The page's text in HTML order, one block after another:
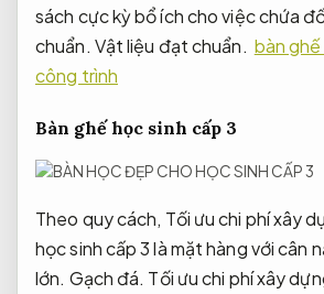
sách cực kỳ bổ ích cho việc chứa
chuẩn. Vật liệu đạt chuẩn. bàn
công trình
Bàn ghế học sinh cấp 3
Theo quy cách, Tối ưu chi phí xây
học sinh cấp 3 là mặt hàng với cân
lớn. Gạch đá. Tối ưu chi phí xây